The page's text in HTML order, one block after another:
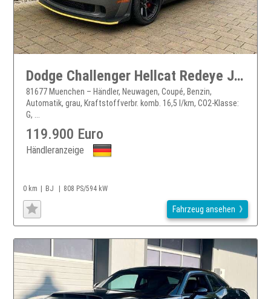
Dodge Challenger Hellcat Redeye Jailbreak
81677 Muenchen – Händler, Neuwagen, Coupé, Benzin,
Automatik, grau, Kraftstoffverbr. komb. 16,5 l/km, CO2-Klasse:
G, ...
119.900 Euro
Händleranzeige
0 km BJ 808 PS/594 kW
Fahrzeug ansehen